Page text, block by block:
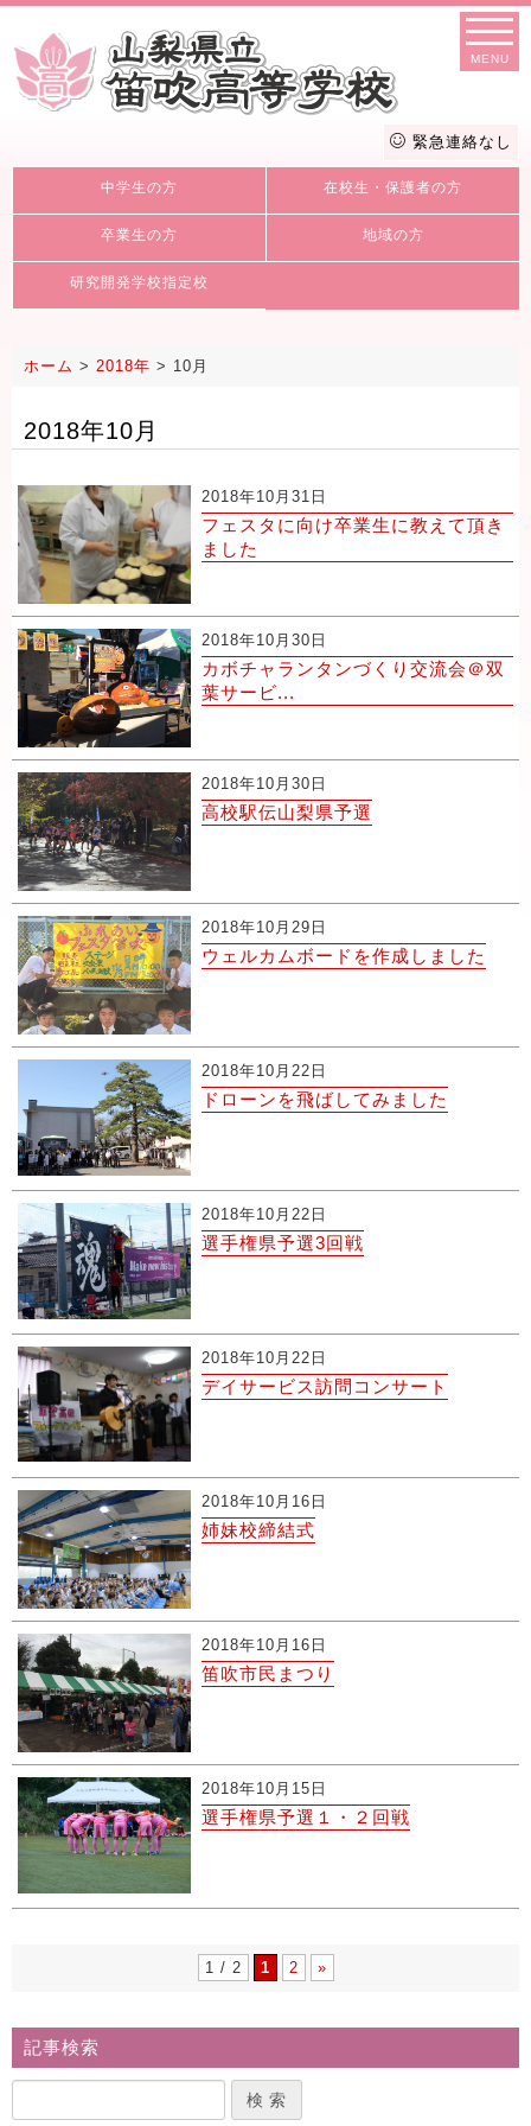
MENU
緊急連絡なし
中学生の方 在校生・保護者の方
卒業生の方 地域の方
研究開発学校指定校
ホーム > 2018年 > 10月
2018年10月
2018年10月31日
フェスタに向け卒業生に教えて頂き
ました
2018年10月30日
カボチャランタンづくり交流会＠双
葉サービ...
2018年10月30日
高校駅伝山梨県予選
2018年10月29日
ウェルカムボードを作成しました
2018年10月22日
ドローンを飛ばしてみました
2018年10月22日
選手権県予選3回戦
2018年10月22日
デイサービス訪問コンサート
2018年10月16日
姉妹校締結式
2018年10月16日
笛吹市民まつり
2018年10月15日
選手権県予選１・２回戦
1 / 2 1 2 »
記事検索